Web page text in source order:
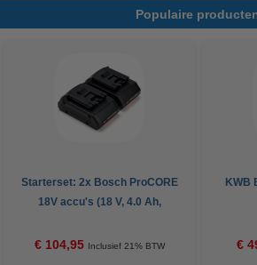
Populaire
Starterset: 2x Bosch ProCORE
18V accu's (18 V, 4.0 Ah,
€ 104,95 Inclusief 21% BTW
KWB
€